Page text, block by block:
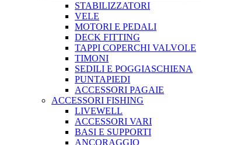
STABILIZZATORI
VELE
MOTORI E PEDALI
DECK FITTING
TAPPI COPERCHI VALVOLE
TIMONI
SEDILI E POGGIASCHIENA
PUNTAPIEDI
ACCESSORI PAGAIE
ACCESSORI FISHING
LIVEWELL
ACCESSORI VARI
BASI E SUPPORTI
ANCORAGGIO